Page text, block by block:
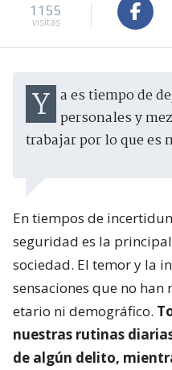
1155
visitas
Ya es tiempo de dejar de lado los intereses personales y
trabajar por lo que es
En tiempos de
seguridad es la
sociedad. El temor y la
sensaciones que no han
etario ni demográfico.
nuestras rutinas
de algún delito,